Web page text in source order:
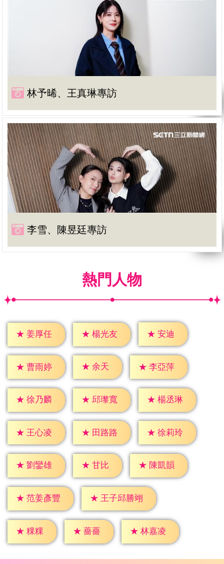
林予晞、王真琳專訪
李雪、陳昱廷專訪
熱門人物
★ 姜厚任 ★ 楊光友 ★ 安迪
★ 曹雨婷 ★ 余天 ★ 李亞萍
★ 徐乃麟 ★ 邱瓈寬 ★ 楊丞琳
★ 王心凌 ★ 田路路 ★ 徐莉玲
★ 劉鑾雄 ★ 甘比 ★ 陳凱韻
★ 范姜彥豐 ★ 王子邱勝翊
★ 粿粿 ★ 薔薔 ★ 林嘉凌